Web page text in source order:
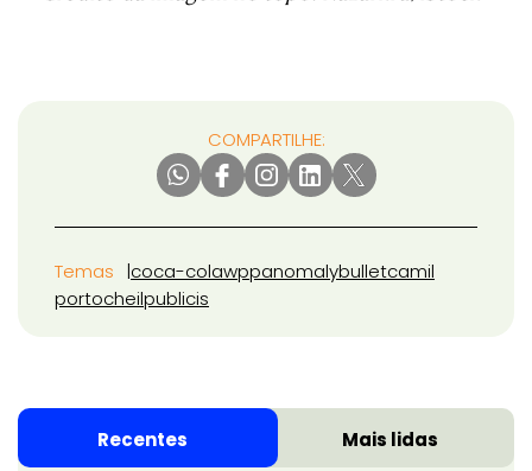
COMPARTILHE:
Temas coca-colawppanomalybulletcamil
portocheilpublicis
Recentes Mais lidas